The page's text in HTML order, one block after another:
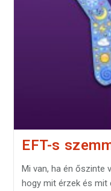
EFT-s
Mi van, ha én őszinte
hogy mit érzek és mit